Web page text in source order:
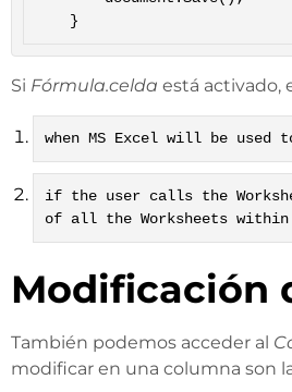
Si Fórmula.celda está activado,
when MS Excel will be used
if the user calls the
of all the Worksheets within
Modificación
También podemos acceder al
modificar en una columna son